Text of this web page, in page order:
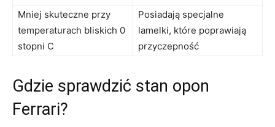
Mniej skuteczne przy
temperaturach bliskich 0
stopni C
Posiadają specjalne
lamelki, które poprawiają
⁤przyczepność
Gdzie sprawdzić stan opon
Ferrari?